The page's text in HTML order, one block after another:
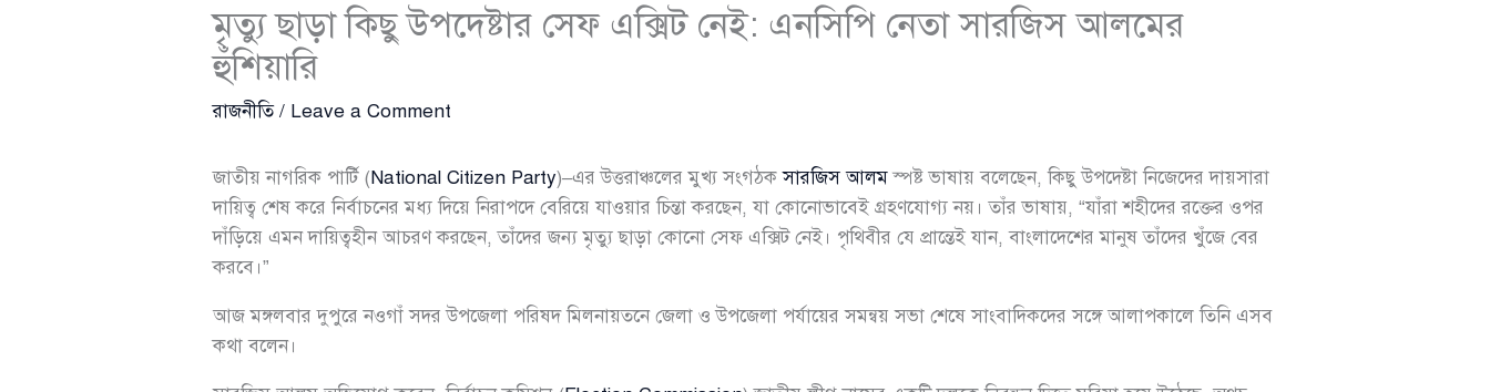
মৃত্যু ছাড়া কিছু উপদেষ্টার সেফ এক্সিট নেই: এনসিপি নেতা সারজিস আলমের
হুঁশিয়ারি
রাজনীতি/ Leave a Comment
জাতীয় নাগরিক পার্টি (National Citizen Party)–এর উত্তরাঞ্চলের মুখ্য সংগঠকসারজিস আলমস্পষ্ট ভাষায় বলেছেন, কিছু উপদেষ্টা নিজেদের দায়সারা
দায়িত্ব শেষ করে নির্বাচনের মধ্য দিয়ে নিরাপদে বেরিয়ে যাওয়ার চিন্তা করছেন, যা কোনোভাবেই গ্রহণযোগ্য নয়। তাঁর ভাষায়, “যাঁরা শহীদের রক্তের ওপর
দাঁড়িয়ে এমন দায়িত্বহীন আচরণ করছেন, তাঁদের জন্য মৃত্যু ছাড়া কোনো সেফ এক্সিট নেই। পৃথিবীর যে প্রান্তেই যান, বাংলাদেশের মানুষ তাঁদের খুঁজে বের
করবে।”
আজ মঙ্গলবার দুপুরে নওগাঁ সদর উপজেলা পরিষদ মিলনায়তনে জেলা ও উপজেলা পর্যায়ের সমন্বয় সভা শেষে সাংবাদিকদের সঙ্গে আলাপকালে তিনি এসব
কথা বলেন।